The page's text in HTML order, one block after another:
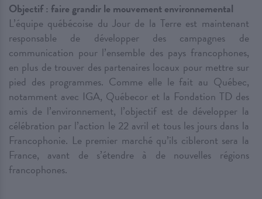
Objectif : faire grandir le mouvement environnemental
L’équipe québécoise du Jour de la Terre est maintenant
responsable de développer des campagnes de
communication pour l’ensemble des pays francophones,
en plus de trouver des partenaires locaux pour mettre sur
pied des programmes. Comme elle le fait au Québec,
notamment avec IGA, Québecor et la Fondation TD des
amis de l’environnement, l’objectif est de développer la
célébration par l’action le 22 avril et tous les jours dans la
Francophonie. Le premier marché qu’ils cibleront sera la
France, avant de s’étendre à de nouvelles régions
francophones.